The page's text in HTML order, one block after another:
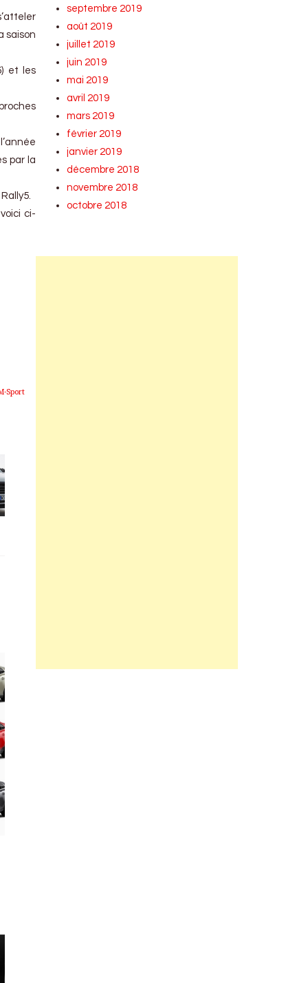
saison
et les
par la
ci-
Sport
septembre 2019
août 2019
juillet 2019
juin 2019
mai 2019
avril 2019
mars 2019
février 2019
janvier 2019
décembre 2018
novembre 2018
octobre 2018